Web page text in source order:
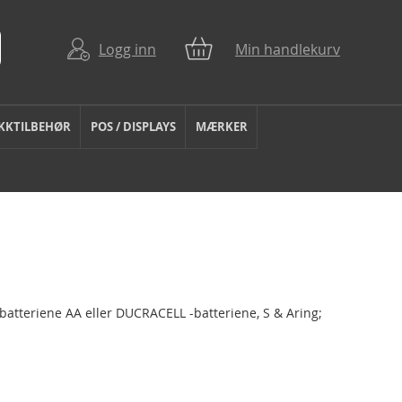
Logg inn Min handlekurv
POS / DISPLAYS MÆRKER
AA eller DUCRACELL -batteriene, S & Aring;